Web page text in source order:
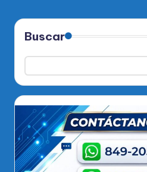
Buscar